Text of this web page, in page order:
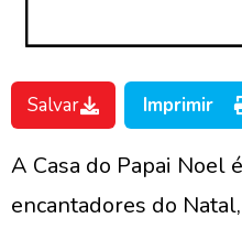
Salvar Imprimir
A Casa do Papai Noel
encantadores do